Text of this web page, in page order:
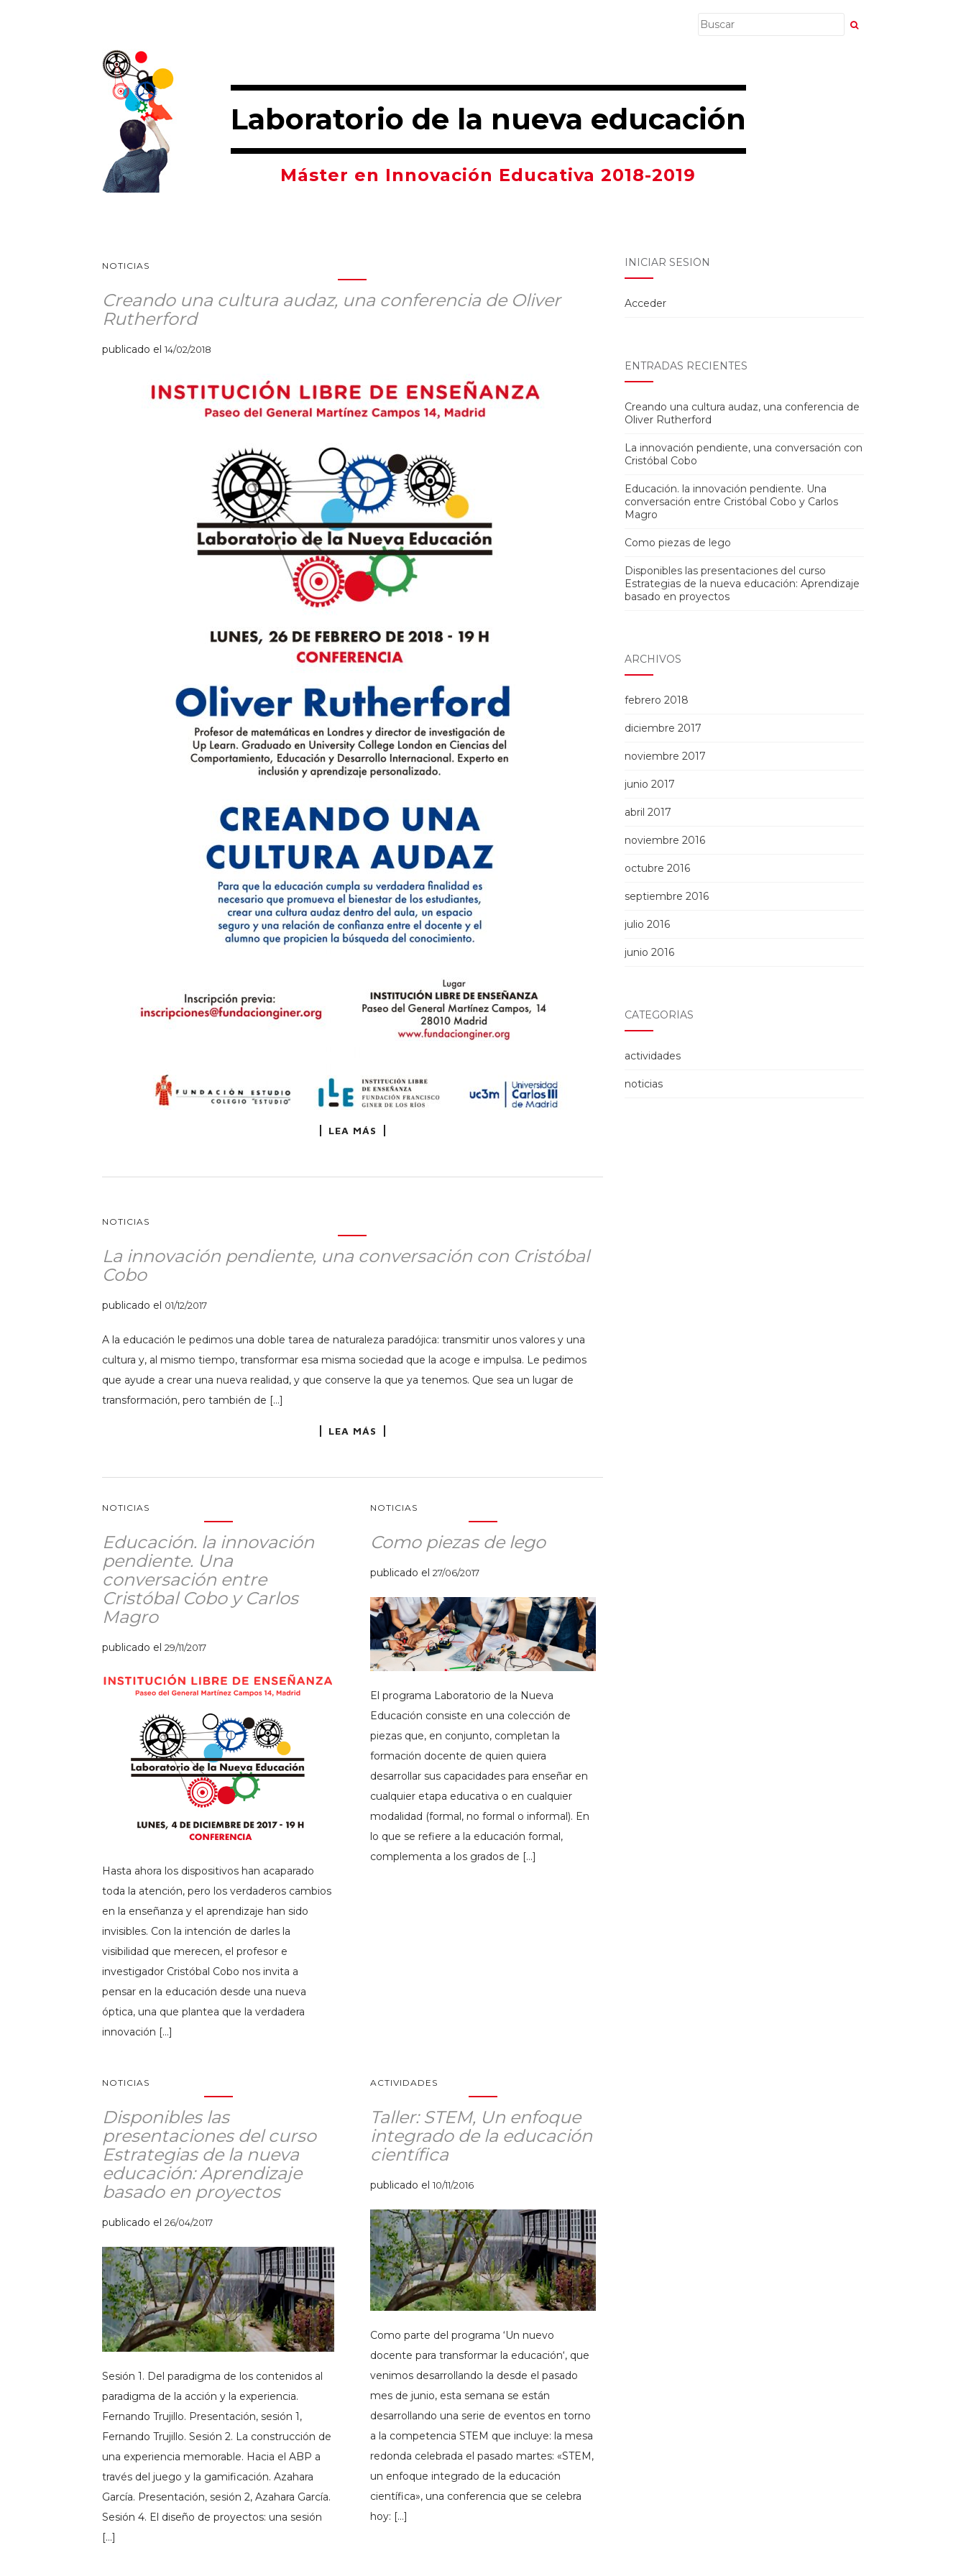
Laboratorio de la nueva educación
Máster en Innovación Educativa 2018-2019
NOTICIAS
Creando una cultura audaz, una conferencia de Oliver
Rutherford
publicado el 14/02/2018
LEA MÁS
NOTICIAS
La innovación pendiente, una conversación con Cristóbal
Cobo
publicado el 01/12/2017
A la educación le pedimos una doble tarea de naturaleza paradójica: transmitir unos valores y una
cultura y, al mismo tiempo, transformar esa misma sociedad que la acoge e impulsa. Le pedimos
que ayude a crear una nueva realidad, y que conserve la que ya tenemos. Que sea un lugar de
transformación, pero también de […]
LEA MÁS
NOTICIAS
Educación. la innovación
pendiente. Una
conversación entre
Cristóbal Cobo y Carlos
Magro
publicado el 29/11/2017
Hasta ahora los dispositivos han acaparado
toda la atención, pero los verdaderos cambios
en la enseñanza y el aprendizaje han sido
invisibles. Con la intención de darles la
visibilidad que merecen, el profesor e
investigador Cristóbal Cobo nos invita a
pensar en la educación desde una nueva
óptica, una que plantea que la verdadera
innovación […]
NOTICIAS
Como piezas de lego
publicado el27/06/2017
El programa Laboratorio de la Nueva
Educación consiste en una colección de
piezas que, en conjunto, completan la
formación docente de quien quiera
desarrollar sus capacidades para enseñar en
cualquier etapa educativa o en cualquier
modalidad (formal, no formal o informal). En
lo que se refiere a la educación formal,
complementa a los grados de […]
NOTICIAS
Disponibles las
presentaciones del curso
Estrategias de la nueva
educación: Aprendizaje
basado en proyectos
publicado el 26/04/2017
Sesión 1. Del paradigma de los contenidos al
paradigma de la acción y la experiencia.
Fernando Trujillo. Presentación, sesión 1,
Fernando Trujillo. Sesión 2. La construcción de
una experiencia memorable. Hacia el ABP a
través del juego y la gamificación. Azahara
García. Presentación, sesión 2, Azahara García.
Sesión 4. El diseño de proyectos: una sesión
[…]
ACTIVIDADES
Taller: STEM, Un enfoque
integrado de la educación
científica
publicado el10/11/2016
Como parte del programa ‘Un nuevo
docente para transformar la educación‘, que
venimos desarrollando la desde el pasado
mes de junio, esta semana se están
desarrollando una serie de eventos en torno
a la competencia STEM que incluye: la mesa
redonda celebrada el pasado martes: «STEM,
un enfoque integrado de la educación
científica», una conferencia que se celebra
hoy: […]
INICIAR SESIÓN
Acceder
ENTRADAS RECIENTES
Creando una cultura audaz, una conferencia de
Oliver Rutherford
La innovación pendiente, una conversación con
Cristóbal Cobo
Educación. la innovación pendiente. Una
conversación entre Cristóbal Cobo y Carlos
Magro
Como piezas de lego
Disponibles las presentaciones del curso
Estrategias de la nueva educación: Aprendizaje
basado en proyectos
ARCHIVOS
febrero 2018
diciembre 2017
noviembre 2017
junio 2017
abril 2017
noviembre 2016
octubre 2016
septiembre 2016
julio 2016
junio 2016
CATEGORÍAS
actividades
noticias